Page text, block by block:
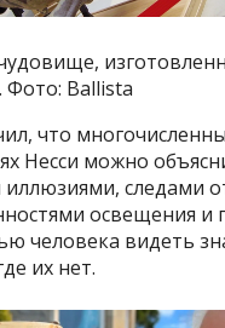
Фото: Ballista
что
Несси можно
иллюзиями, следами
освещения и
человека видеть
их нет.